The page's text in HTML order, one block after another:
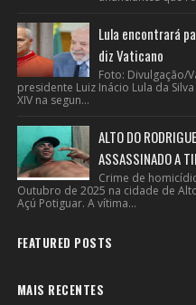
Lula encontrará
diz Vaticano
Foto: Divulgação/
presidente Luiz Inácio Lula da
XIV na segun...
ALTO DO
ASSASSINADO A
Crime de
Outubro de 2025 na cidade de
Açú Potiguar. A vítima...
FEATURED POSTS
MAIS RECENTES